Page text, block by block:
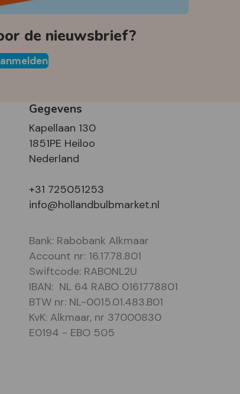
de nieuwsbrief?
Gegevens
Kapellaan 130
1851PE Heiloo
Nederland
+31 725051253
info@hollandbulbmarket.nl
Bank: Rabobank Alkmaar
Account nr: 16.17.78.801
Swiftcode: RABONL2U
IBAN: NL 64 RABO 0161778801
BTW nr: NL-0015.01.483.B01
KvK: Alkmaar, nr 37000830
E0194 - EBO 505